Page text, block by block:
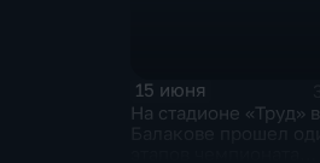
15 июня
На стадионе «Труд» в